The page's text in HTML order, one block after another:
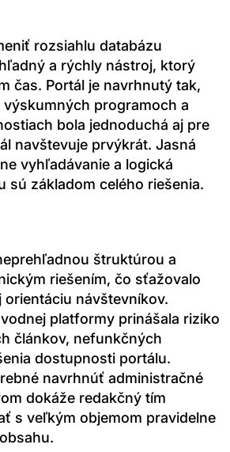
rozsiahlu databázu
a rýchly nástroj, ktorý
čas. Portál je navrhnutý tak,
programoch a
bola jednoduchá aj pre
navštevuje prvýkrát. Jasná
vyhľadávanie a logická
sú základom celého riešenia.
štruktúrou a
riešením, čo sťažovalo
orientáciu návštevníkov.
platformy prinášala riziko
článkov, nefunkčných
dostupnosti portálu.
navrhnúť administračné
dokáže redakčný tím
s veľkým objemom pravidelne